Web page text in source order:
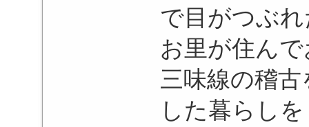
で目がつぶ
お里が住ん
三味線の稽
した暮らし